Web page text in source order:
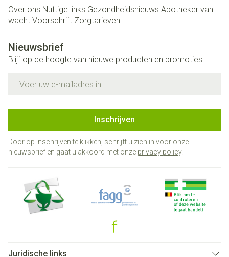
Over ons Nuttige links Gezondheidsnieuws Apotheker van
wacht Voorschrift Zorgtarieven
Nieuwsbrief
Blijf op de hoogte van nieuwe producten en promoties
Inschrijven
Door op inschrijven te klikken, schrijft u zich in voor onze
nieuwsbrief en gaat u akkoord met onze privacy policy.
Juridische links